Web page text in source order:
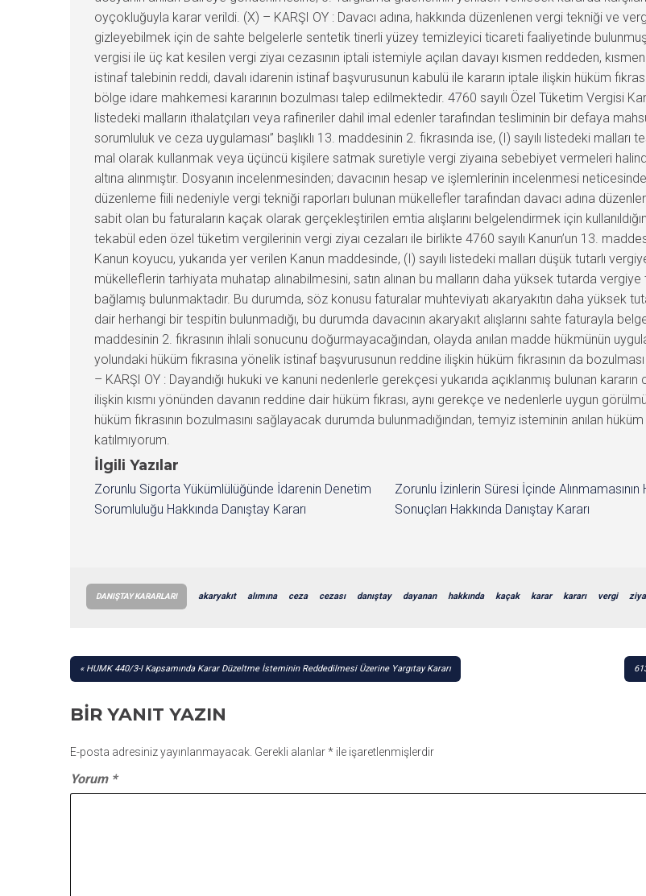
İlgili Yazılar
Zorunlu Sigorta Yükümlülüğünde İdarenin Denetim
Sorumluluğu Hakkında Danıştay Kararı
Zorunlu İzinlerin Süresi İçinde Alınmamasının
Sonuçları Hakkında Danıştay Kararı
DANIŞTAY KARARLARI akaryakıt alımına ceza cezası danıştay dayanan hakkında kaçak karar kararı vergi
YAZI
HUMK 440/3-I Kapsamında Karar Düzeltme İsteminin Reddedilmesi Üzerine Yargıtay Kararı
BIR YANIT YAZIN
E-posta adresiniz yayınlanmayacak. Gerekli alanlar* ile işaretlenmişlerdir
Yorum *